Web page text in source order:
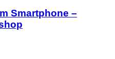
Smartphone –